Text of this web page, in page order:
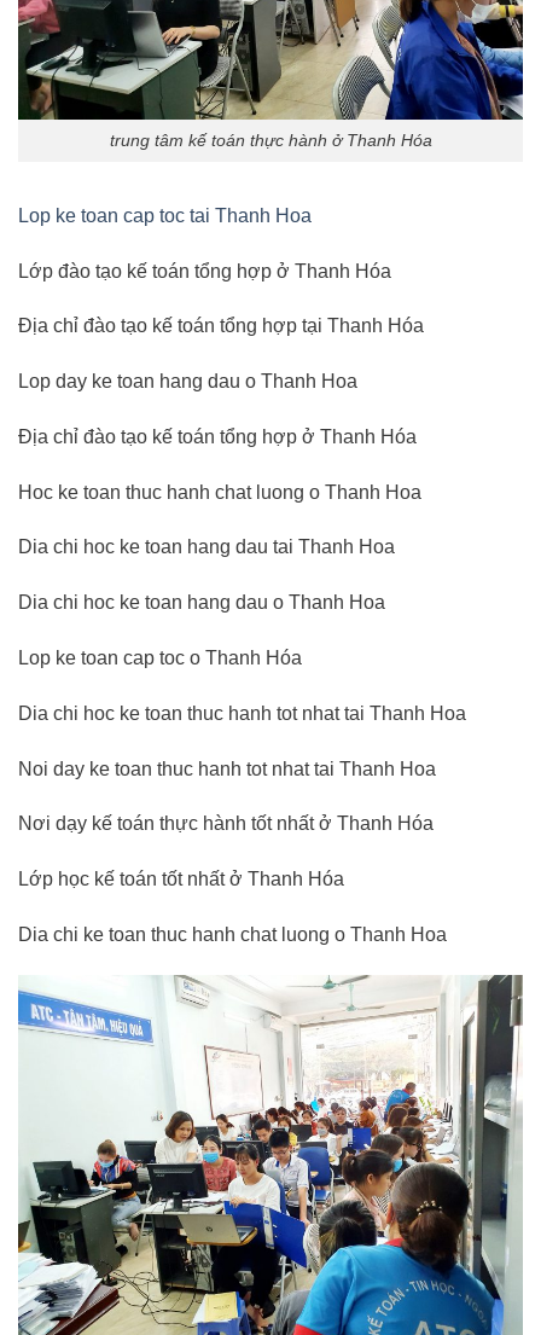
trung tâm kế toán thực hành ở Thanh Hóa
Lop ke toan cap toc tai Thanh Hoa
Lớp đào tạo kế toán tổng hợp ở Thanh Hóa
Địa chỉ đào tạo kế toán tổng hợp tại Thanh Hóa
Lop day ke toan hang dau o Thanh Hoa
Địa chỉ đào tạo kế toán tổng hợp ở Thanh Hóa
Hoc ke toan thuc hanh chat luong o Thanh Hoa
Dia chi hoc ke toan hang dau tai Thanh Hoa
Dia chi hoc ke toan hang dau o Thanh Hoa
Lop ke toan cap toc o Thanh Hóa
Dia chi hoc ke toan thuc hanh tot nhat tai Thanh Hoa
Noi day ke toan thuc hanh tot nhat tai Thanh Hoa
Nơi dạy kế toán thực hành tốt nhất ở Thanh Hóa
Lớp học kế toán tốt nhất ở Thanh Hóa
Dia chi ke toan thuc hanh chat luong o Thanh Hoa